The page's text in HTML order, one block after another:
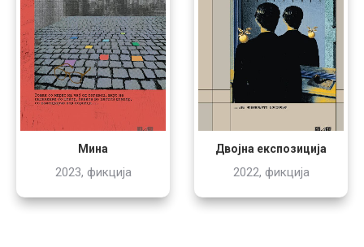
Мина
2023, фикција
Двојна експозиција
2022, фикција